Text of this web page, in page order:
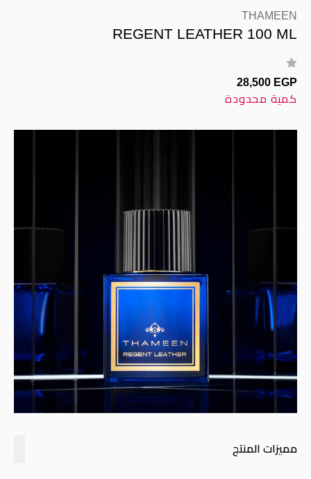
THAMEEN
REGENT LEATHER 100 ML
28,500 EGP
كمية محدودة
مميزات المنتج